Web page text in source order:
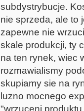
subdystrybucje.
nie sprzeda, ale to
zapewne nie
skale produkcji, ty
na ten rynek, wiec
rozmawialismy
skupiamy sie na
luzno mocnego
"wrzuceni